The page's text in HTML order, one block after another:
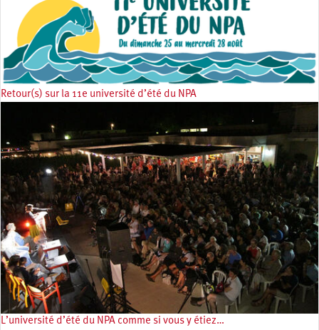
Retour(s) sur la 11e université d’été du NPA
L’université d’été du NPA comme si vous y étiez…